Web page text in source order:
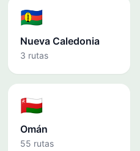
🇳🇨
Nueva Caledonia
3 rutas
🇴🇲
Omán
55 rutas